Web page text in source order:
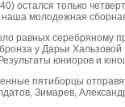
остался только
молодежная
равных серебряному
у Дарьи
юниоров и
пятиборцы
Зимарев,